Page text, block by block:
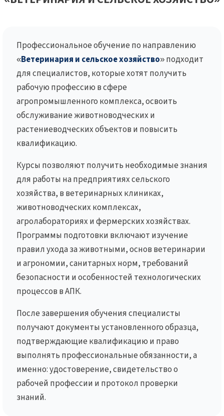
Профессиональное обучение по направлению
«Ветеринария и сельское хозяйство» подходит
для специалистов, которые хотят получить
рабочую профессию в сфере
агропромышленного комплекса, освоить
обслуживание животноводческих и
растениеводческих объектов и повысить
квалификацию.
Курсы позволяют получить необходимые знания
для работы на предприятиях сельского
хозяйства, в ветеринарных клиниках,
животноводческих комплексах,
агролабораториях и фермерских хозяйствах.
Программы подготовки включают изучение
правил ухода за животными, основ ветеринарии
и агрономии, санитарных норм, требований
безопасности и особенностей технологических
процессов в АПК.
После завершения обучения специалисты
получают документы установленного образца,
подтверждающие квалификацию и право
выполнять профессиональные обязанности, а
именно: удостоверение, свидетельство о
рабочей профессии и протокол проверки
знаний.